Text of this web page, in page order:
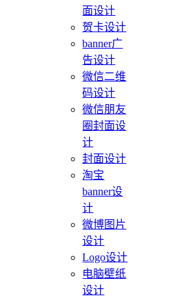
面设计
贺卡设计
banner广
告设计
微信二维
码设计
微信朋友
圈封面设
计
封面设计
淘宝
banner设
计
微博图片
设计
Logo设计
电脑壁纸
设计